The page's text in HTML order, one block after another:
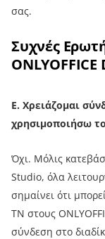
σας.
Συχνές
Ε. Χρειάζομαι
χρησιμοποιήσω
Όχι. Μόλις
Studio, όλα
σημαίνει ότι
ΤΝ στους
σύνδεση στο